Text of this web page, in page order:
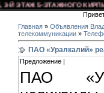
5-ЭТАЖНОГО
Главная » Объявления
телекоммуникации »
ПАО «Уралкалий»
Предложение |
ПАО